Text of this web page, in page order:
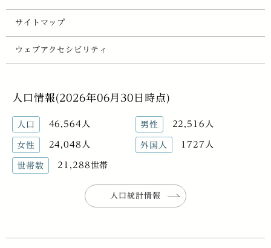
サイトマップ
ウェブアクセシビリティ
人口情報(2026年06月30日時点)
人口 46,564人 男性 22,516人
女性 24,048人 外国人 1727人
世帯数 21,288世帯
人口統計情報